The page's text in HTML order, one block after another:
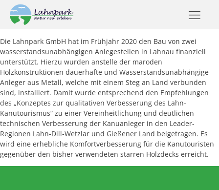
Die Lahnpark GmbH hat im Frühjahr 2020 den Bau von zwei
wasserstandsunabhängigen Anlegestellen in Lahnau finanziell
unterstützt. Hierzu wurden anstelle der maroden
Holzkonstruktionen dauerhafte und Wasserstandsunabhängige
Anleger aus Metall, welche mit einem Steg an Land verbunden
sind, installiert. Damit wurde entsprechend den Empfehlungen
des „Konzeptes zur qualitativen Verbesserung des Lahn-
Kanutourismus“ zu einer Vereinheitlichung und deutlichen
technischen Verbesserung der Kanuanleger in den Leader-
Regionen Lahn-Dill-Wetzlar und Gießener Land beigetragen. Es
wird eine erhebliche Komfortverbesserung für die Kanutouristen
gegenüber den bisher verwendeten starren Holzdecks erreicht.